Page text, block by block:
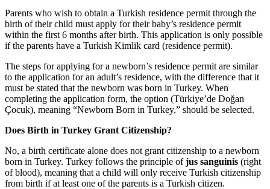
Parents who wish to obtain a Turkish residence permit through the
birth of their child must apply for their baby’s residence permit
within the first 6 months after birth. This application is only possible
if the parents have a Turkish Kimlik card (residence permit).
The steps for applying for a newborn’s residence permit are similar
to the application for an adult’s residence, with the difference that it
must be stated that the newborn was born in Turkey. When
completing the application form, the option (Türkiye’de Doğan
Çocuk), meaning “Newborn Born in Turkey,” should be selected.
Does Birth in Turkey Grant Citizenship?
No, a birth certificate alone does not grant citizenship to a newborn
born in Turkey. Turkey follows the principle ofjus sanguinis (right
of blood), meaning that a child will only receive Turkish citizenship
from birth if at least one of the parents is a Turkish citizen.